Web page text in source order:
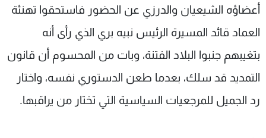
أعضاؤه الشيعيان والدرزي عن الحضور فاستحقوا تهنئة
العماد قائد المسيرة الرئيس نبيه بري الذي رأى أنه
بتغيبهم جنبوا البلاد الفتنة، وبات من المحسوم أن قانون
التمديد قد سلك، بعدما طعن الدستوري نفسه، واختار
رد الجميل للمرجعيات السياسية التي تختار من يراقبها.